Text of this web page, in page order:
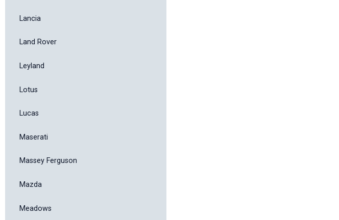
Lancia
Land Rover
Leyland
Lotus
Lucas
Maserati
Massey Ferguson
Mazda
Meadows